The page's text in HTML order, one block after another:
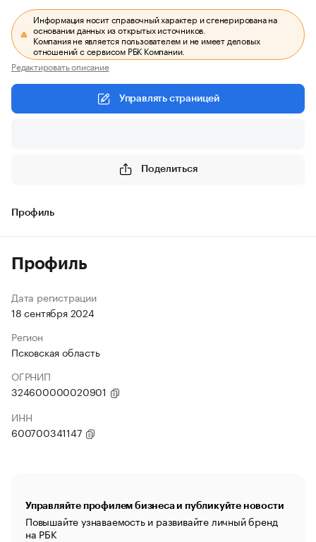
Информация носит справочный характер и сгенерирована на
основании данных из открытых источников.
Компания не является пользователем и не имеет деловых
отношений с сервисом РБК Компании.
Редактировать описание
Управлять страницей
Поделиться
Профиль
Профиль
Дата регистрации
18 сентября 2024
Регион
Псковская область
ОГРНИП
324600000020901
ИНН
600700341147
Управляйте профилем бизнеса и публикуйте новости
Повышайте узнаваемость и развивайте личный бренд
на РБК